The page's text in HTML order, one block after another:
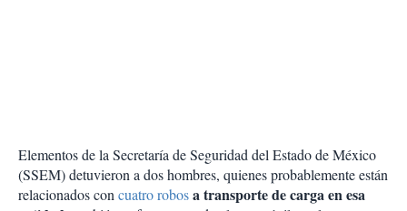
Elementos de la Secretaría de Seguridad del Estado de México
(SSEM) detuvieron a dos hombres, quienes probablemente están
relacionados concuatro robosa transporte de carga en esa